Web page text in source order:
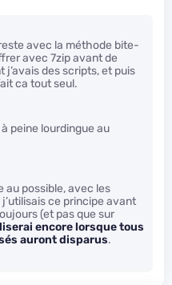
avec la méthode bite-
avec 7zip avant de
des scripts, et puis
ca tout seul.
peine lourdingue au
au possible, avec les
ce principe avant
(et pas que sur
encore lorsque tous
auront disparus.